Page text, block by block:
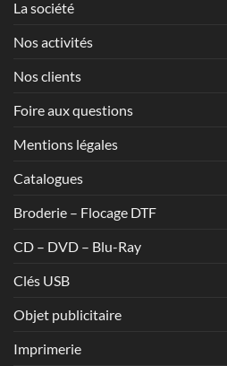
La société
Nos activités
Nos clients
Foire aux questions
Mentions légales
Catalogues
Broderie – Flocage DTF
CD – DVD – Blu-Ray
Clés USB
Objet publicitaire
Imprimerie